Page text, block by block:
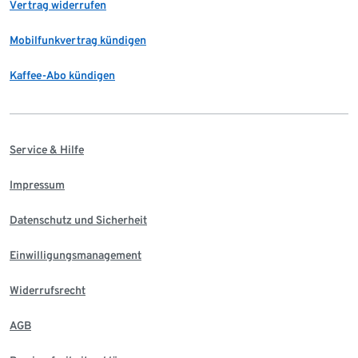
Vertrag widerrufen
Mobilfunkvertrag kündigen
Kaffee-Abo kündigen
Service & Hilfe
Impressum
Datenschutz und Sicherheit
Einwilligungsmanagement
Widerrufsrecht
AGB